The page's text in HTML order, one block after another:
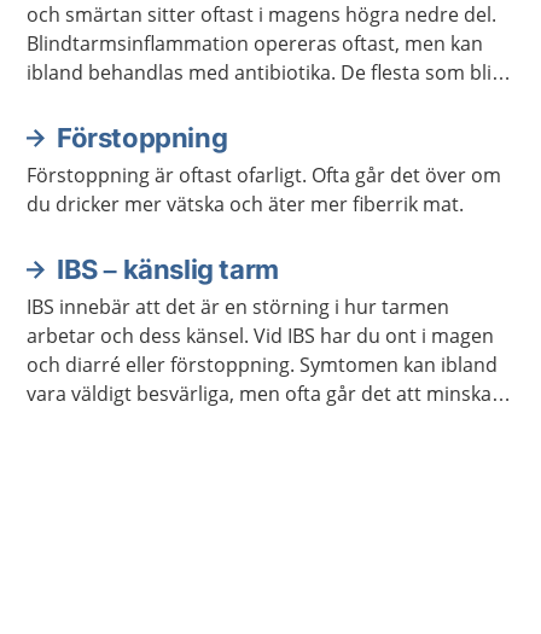
och smärtan sitter oftast i magens högra nedre del.
Blindtarmsinflammation opereras oftast, men kan
ibland behandlas med antibiotika. De flesta som blir
kan bli sjuk oavsett ålder.
Förstoppning
Förstoppning är oftast ofarligt. Ofta går det över om
du dricker mer vätska och äter mer fiberrik mat.
IBS – känslig tarm
IBS innebär att det är en störning i hur tarmen
arbetar och dess känsel. Vid IBS har du ont i magen
och diarré eller förstoppning. Symtomen kan ibland
vara väldigt besvärliga, men ofta går det att minska